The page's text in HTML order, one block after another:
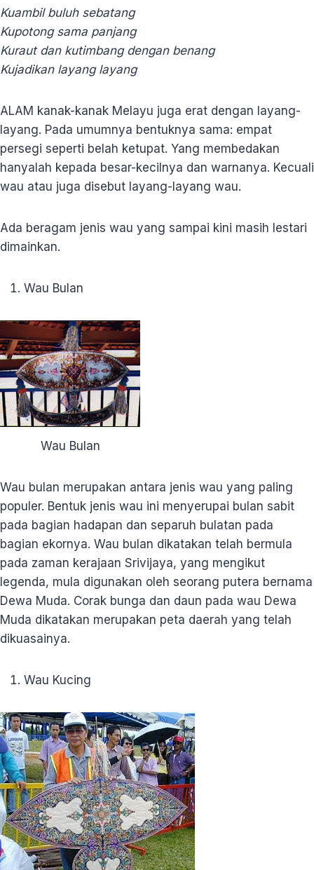
Kuambil buluh sebatang
Kupotong sama panjang
Kuraut dan kutimbang dengan benang
Kujadikan layang layang
ALAM kanak-kanak Melayu juga erat dengan layang-
layang. Pada umumnya bentuknya sama: empat
persegi seperti belah ketupat. Yang membedakan
hanyalah kepada besar-kecilnya dan warnanya. Kecuali
wau atau juga disebut layang-layang wau.
Ada beragam jenis wau yang sampai kini masih lestari
dimainkan.
Wau Bulan
Wau Bulan
Wau bulan merupakan antara jenis wau yang paling
populer. Bentuk jenis wau ini menyerupai bulan sabit
pada bagian hadapan dan separuh bulatan pada
bagian ekornya. Wau bulan dikatakan telah bermula
pada zaman kerajaan Srivijaya, yang mengikut
legenda, mula digunakan oleh seorang putera bernama
Dewa Muda. Corak bunga dan daun pada wau Dewa
Muda dikatakan merupakan peta daerah yang telah
dikuasainya.
Wau Kucing